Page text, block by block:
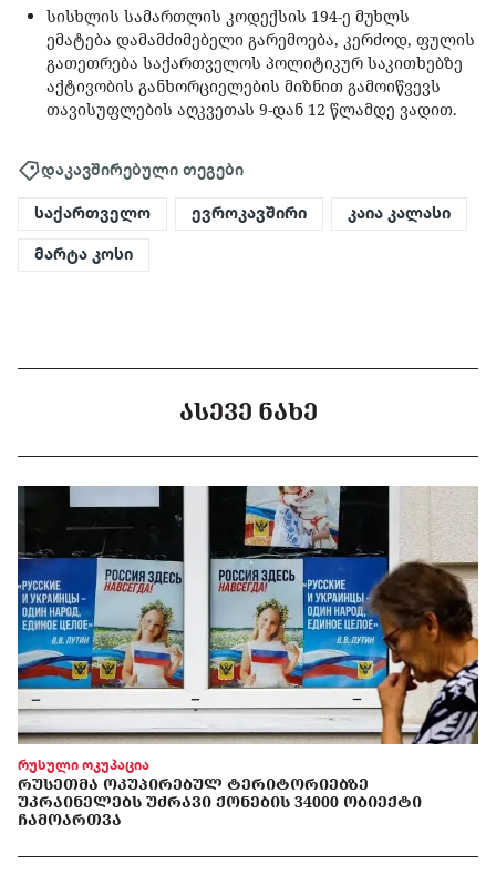
სისხლის სამართლის კოდექსის 194-ე მუხლს
ემატება დამამძიმებელი გარემოება, კერძოდ, ფულის
გათეთრება საქართველოს პოლიტიკურ საკითხებზე
აქტივობის განხორციელების მიზნით გამოიწვევს
თავისუფლების აღკვეთას 9-დან 12 წლამდე ვადით.
დაკავშირებული თეგები
საქართველო ევროკავშირი კაია კალასი
მარტა კოსი
ᲐᲡᲔᲕᲔ ᲜᲐᲮᲔ
რუსული ოკუპაცია
ᲠᲣᲡᲔᲗᲛᲐ ᲝᲙᲣᲞᲘᲠᲔᲑᲣᲚ ᲢᲔᲠᲘᲢᲝᲠᲘᲔᲑᲖᲔ
ᲣᲙᲠᲐᲘᲜᲔᲚᲔᲑᲡ ᲣᲫᲠᲐᲕᲘ ᲥᲝᲜᲔᲑᲘᲡ 34000 ᲝᲑᲘᲔᲥᲢᲘ
ᲩᲐᲛᲝᲐᲠᲗᲕᲐ